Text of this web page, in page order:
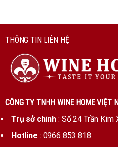
THÔNG TIN LIÊN HỆ
CÔNG TY TNHH WINE HOME VIỆT
Trụ sở chính: Số 24 Trần Kim
Hotline : 0966 853 818